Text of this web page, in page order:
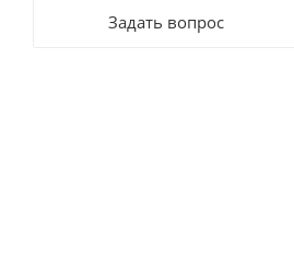
Задать вопрос